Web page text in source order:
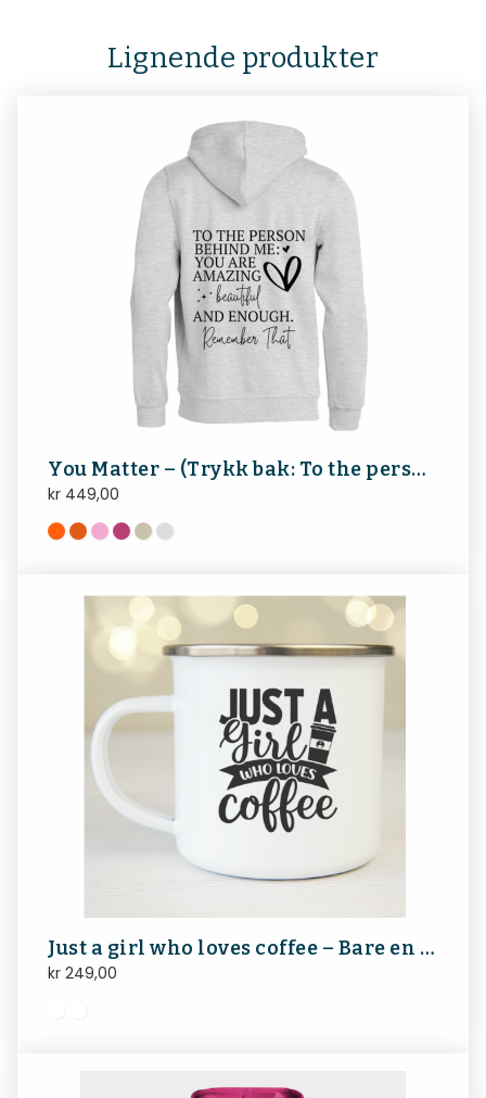
Lignende produkter
You Matter – (Trykk bak: To the person behind me, you are amazing, beautiful, and enough, remember that)
kr 449,00
Just a girl who loves coffee – Bare en jente som elsker kaffe, turkopp, emaljekopp
kr 249,00